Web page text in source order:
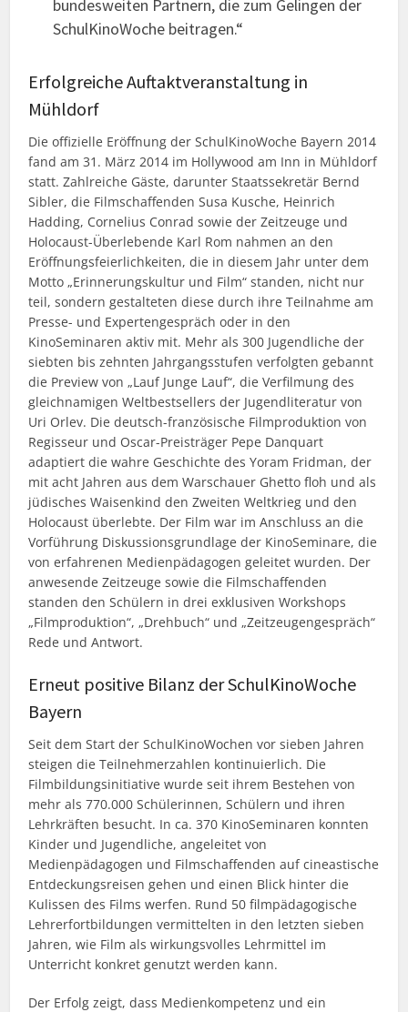
bundesweiten Partnern, die zum Gelingen der
SchulKinoWoche beitragen.“
Erfolgreiche Auftaktveranstaltung in
Mühldorf
Die offizielle Eröffnung der SchulKinoWoche Bayern 2014
fand am 31. März 2014 im Hollywood am Inn in Mühldorf
statt. Zahlreiche Gäste, darunter Staatssekretär Bernd
Sibler, die Filmschaffenden Susa Kusche, Heinrich
Hadding, Cornelius Conrad sowie der Zeitzeuge und
Holocaust-Überlebende Karl Rom nahmen an den
Eröffnungsfeierlichkeiten, die in diesem Jahr unter dem
Motto „Erinnerungskultur und Film“ standen, nicht nur
teil, sondern gestalteten diese durch ihre Teilnahme am
Presse- und Expertengespräch oder in den
KinoSeminaren aktiv mit. Mehr als 300 Jugendliche der
siebten bis zehnten Jahrgangsstufen verfolgten gebannt
die Preview von „Lauf Junge Lauf“, die Verfilmung des
gleichnamigen Weltbestsellers der Jugendliteratur von
Uri Orlev. Die deutsch-französische Filmproduktion von
Regisseur und Oscar-Preisträger Pepe Danquart
adaptiert die wahre Geschichte des Yoram Fridman, der
mit acht Jahren aus dem Warschauer Ghetto floh und als
jüdisches Waisenkind den Zweiten Weltkrieg und den
Holocaust überlebte. Der Film war im Anschluss an die
Vorführung Diskussionsgrundlage der KinoSeminare, die
von erfahrenen Medienpädagogen geleitet wurden. Der
anwesende Zeitzeuge sowie die Filmschaffenden
standen den Schülern in drei exklusiven Workshops
„Filmproduktion“, „Drehbuch“ und „Zeitzeugengespräch“
Rede und Antwort.
Erneut positive Bilanz der SchulKinoWoche
Bayern
Seit dem Start der SchulKinoWochen vor sieben Jahren
steigen die Teilnehmerzahlen kontinuierlich. Die
Filmbildungsinitiative wurde seit ihrem Bestehen von
mehr als 770.000 Schülerinnen, Schülern und ihren
Lehrkräften besucht. In ca. 370 KinoSeminaren konnten
Kinder und Jugendliche, angeleitet von
Medienpädagogen und Filmschaffenden auf cineastische
Entdeckungsreisen gehen und einen Blick hinter die
Kulissen des Films werfen. Rund 50 filmpädagogische
Lehrerfortbildungen vermittelten in den letzten sieben
Jahren, wie Film als wirkungsvolles Lehrmittel im
Unterricht konkret genutzt werden kann.
Der Erfolg zeigt, dass Medienkompetenz und ein